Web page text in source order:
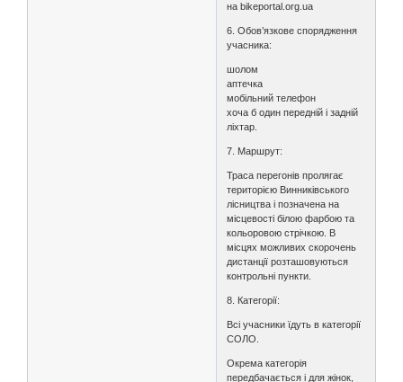
на bikeportal.org.ua
6. Обов’язкове спорядження
учасника:
шолом
аптечка
мобільний телефон
хоча б один передній і задній
ліхтар.
7. Маршрут:
Траса перегонів пролягає
територією Винниківського
лісництва і позначена на
місцевості білою фарбою та
кольоровою стрічкою. В
місцях можливих скорочень
дистанції розташовуються
контрольні пункти.
8. Категорії:
Всі учасники їдуть в категорії
СОЛО.
Окрема категорія
передбачається і для жінок,